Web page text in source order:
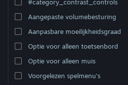
#category_contrast_controls
Aangepaste volumebesturing
Aanpasbare moeilijkheidsgraad
Optie voor alleen toetsenbord
Optie voor alleen muis
Voorgelezen spelmenu's
Cult of the Lamb